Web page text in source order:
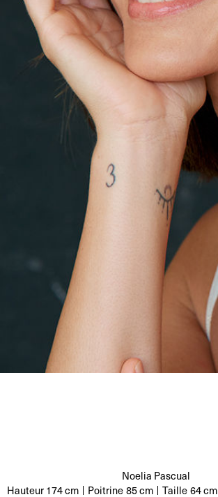
Noelia Pascual
Hauteur 174 cm Poitrine85 cm Taille64 cm
Noelia Pascual
174 cm Poitrine85 cm Taille64 cm
Pantalon36, 38 CheveuxBruns
Télécharger le pdf